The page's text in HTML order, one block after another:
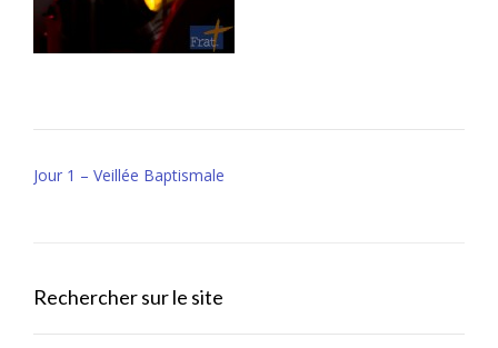
Post
Jour 1 – Veillée Baptismale
Rechercher sur le site